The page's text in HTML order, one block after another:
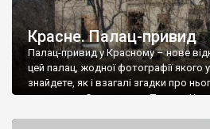
Красне. Палац-привид
Палац-привид у Красному – нове
цей палац, жодної фотографії якого
знайдете, як і взагалі згадки про
мешканець Самгородка. Палац у